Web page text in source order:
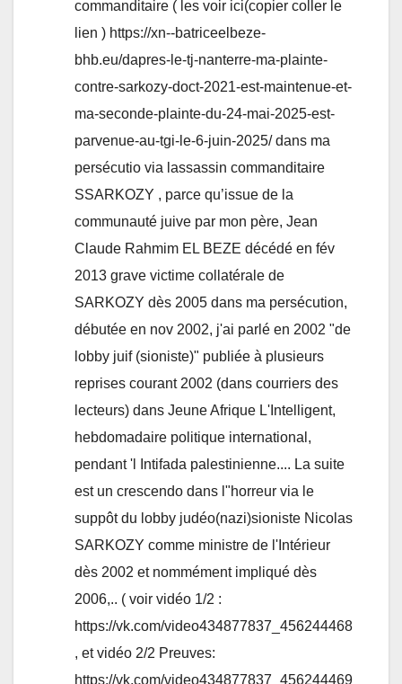
commanditaire ( les voir ici(copier coller le
lien ) https://xn--batriceelbeze-
bhb.eu/dapres-le-tj-nanterre-ma-plainte-
contre-sarkozy-doct-2021-est-maintenue-et-
ma-seconde-plainte-du-24-mai-2025-est-
parvenue-au-tgi-le-6-juin-2025/ dans ma
persécutio via lassassin commanditaire
SSARKOZY , parce qu’issue de la
communauté juive par mon père, Jean
Claude Rahmim EL BEZE décédé en fév
2013 grave victime collatérale de
SARKOZY dès 2005 dans ma persécution,
débutée en nov 2002, j'ai parlé en 2002 "de
lobby juif (sioniste)" publiée à plusieurs
reprises courant 2002 (dans courriers des
lecteurs) dans Jeune Afrique L'Intelligent,
hebdomadaire politique international,
pendant 'l Intifada palestinienne.... La suite
est un crescendo dans l"horreur via le
suppôt du lobby judéo(nazi)sioniste Nicolas
SARKOZY comme ministre de l'Intérieur
dès 2002 et nommément impliqué dès
2006,.. ( voir vidéo 1/2 :
https://vk.com/video434877837_456244468
, et vidéo 2/2 Preuves:
https://vk.com/video434877837_456244469